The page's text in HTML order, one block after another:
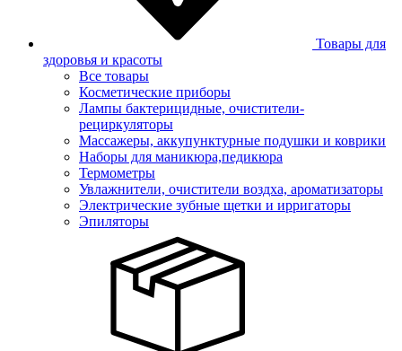
Товары для
здоровья и красоты
Все товары
Косметические приборы
Лампы бактерицидные, очистители-
рециркуляторы
Массажеры, аккупунктурные подушки и коврики
Наборы для маникюра,педикюра
Термометры
Увлажнители, очистители воздха, ароматизаторы
Электрические зубные щетки и ирригаторы
Эпиляторы